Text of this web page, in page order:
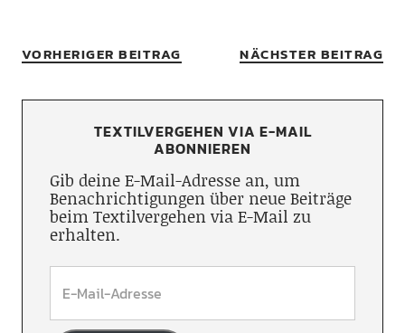
VORHERIGER BEITRAG NÄCHSTER BEITRAG
TEXTILVERGEHEN VIA E-MAIL
ABONNIEREN
Gib deine E-Mail-Adresse an, um
Benachrichtigungen über neue Beiträge
beim Textilvergehen via E-Mail zu
erhalten.